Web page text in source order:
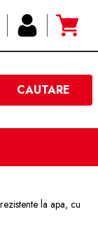
CAUTARE
la apa, cu